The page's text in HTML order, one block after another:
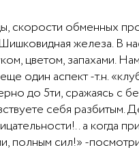
скорости обменных
железа. В
цветом, запахами.
один аспект -т.н.
до 5ти, сражаясь с
себя разбитым.
а когда
полным сил!» -